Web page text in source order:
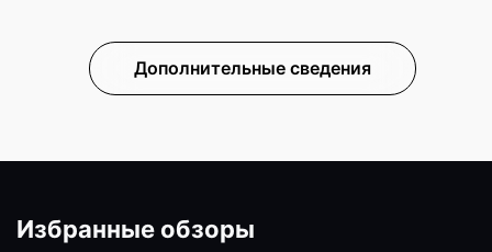
Дополнительные сведения
Избранные обзоры